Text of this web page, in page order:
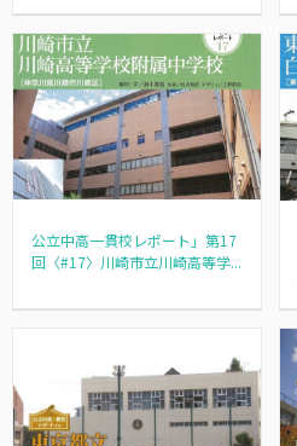
公立中高一貫校レポート」第17
回〈#17〉川崎市立川崎高等学...